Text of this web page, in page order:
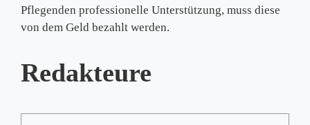
Pflegenden professionelle Unterstützung, muss diese
von dem Geld bezahlt werden.
Redakteure